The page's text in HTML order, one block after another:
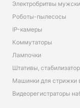
Электробритвы
Роботы-пылесосы
IP-камеры
Коммутаторы
Лампочки
Штативы,
Машинки для стрижки
Видеорегистраторы